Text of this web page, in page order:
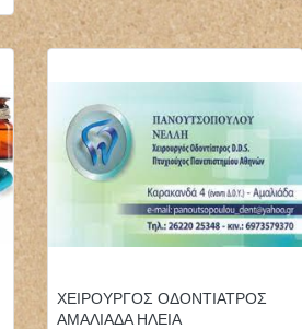
ΧΕΙΡΟΥΡΓΟΣ ΟΔΟΝΤΙΑΤΡΟΣ
ΑΜΑΛΙΑΔΑ ΗΛΕΙΑ